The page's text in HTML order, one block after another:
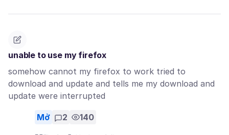
unable to use my firefox
somehow cannot my firefox to work tried to
download and update and tells me my download and
update were interrupted
Mở 2 140